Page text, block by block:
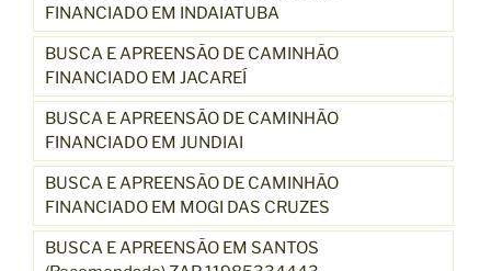
FINANCIADO EM INDAIATUBA
BUSCA E APREENSÃO DE CAMINHÃO
FINANCIADO EM JACAREÍ
BUSCA E APREENSÃO DE CAMINHÃO
FINANCIADO EM JUNDIAI
BUSCA E APREENSÃO DE CAMINHÃO
FINANCIADO EM MOGI DAS CRUZES
BUSCA E APREENSÃO EM SANTOS